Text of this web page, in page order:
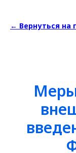
← Вернуться на